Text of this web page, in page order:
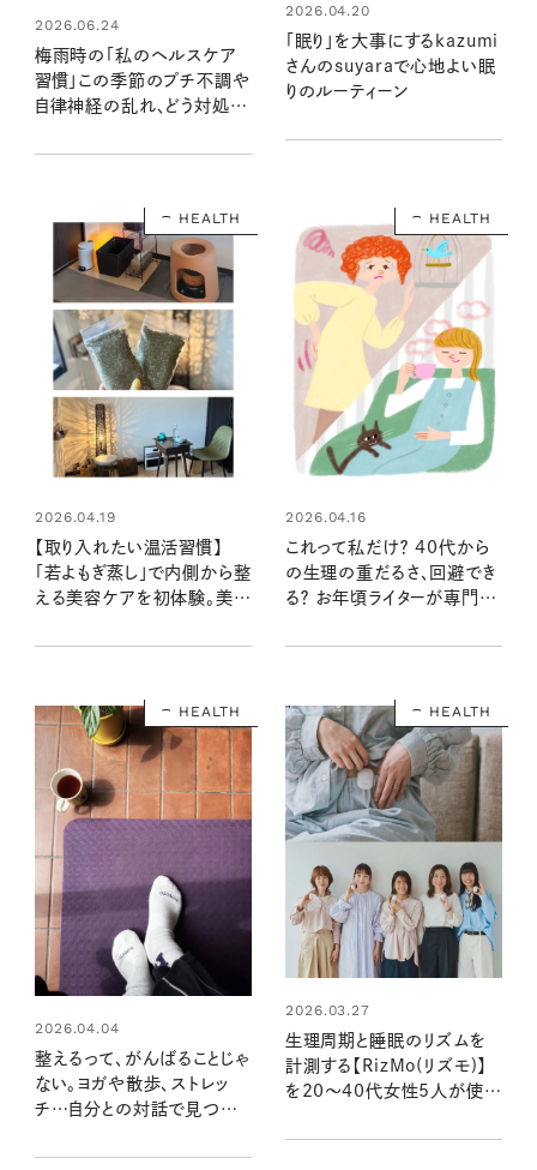
2026.06.24
梅雨時の「私のヘルスケア
習慣」この季節のプチ不調や
自律神経の乱れ、どう対処す
らしのアイデア
2026.04.20
「眠り」を大事にするkazumi
さんのsuyaraで心地よい眠
りのルーティーン
HEALTH
2026.04.19
【取り入れたい温活習慣】
「若よもぎ蒸し」で内側から整
える美容ケアを初体験。美肌
HEALTH
2026.04.16
これって私だけ？ 40代から
の生理の重だるさ、回避でき
る？ お年頃ライターが専門医
HEALTH
2026.04.04
整えるって、がんばることじゃ
ない。ヨガや散歩、ストレッ
チ…自分との対話で見つけ
方
HEALTH
2026.03.27
生理周期と睡眠のリズムを
計測する【RizMo(リズモ)】
を20～40代女性5人が使っ
が！